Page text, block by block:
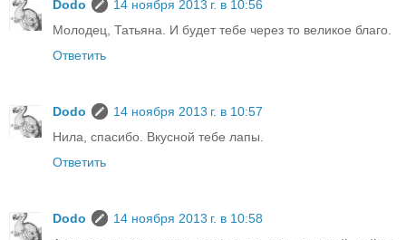
Dodo
14 ноября 2013 г. в 10:56
Молодец, Татьяна. И будет тебе через то великое благо.
Ответить
Dodo
14 ноября 2013 г. в 10:57
Нила, спасибо. Вкусной тебе лапы.
Ответить
Dodo
14 ноября 2013 г. в 10:58